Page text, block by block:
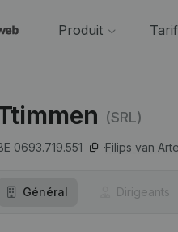
Produit
(SRL)
0693.719.551 Filips van
Général Dirigeants